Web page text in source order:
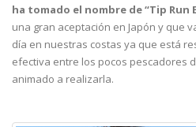
ha tomado el nombre de “Tip Run
una gran aceptación en Japón y que
día en nuestras costas ya que está
efectiva entre los pocos pescadores
animado a realizarla.